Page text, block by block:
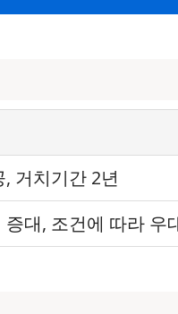
거치기간 2년
대, 조건에 따라 우